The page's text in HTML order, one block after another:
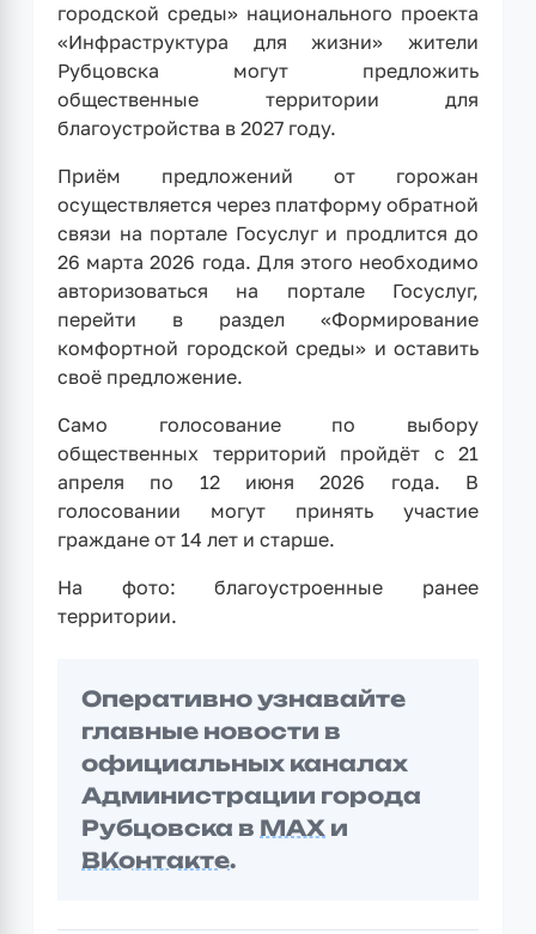
городской среды» национального проекта
«Инфраструктура для жизни» жители
Рубцовска могут предложить
общественные территории для
благоустройства в 2027 году.
Приём предложений от горожан
осуществляется через платформу обратной
связи на портале Госуслуг и продлится до
26 марта 2026 года. Для этого необходимо
авторизоваться на портале Госуслуг,
перейти в раздел «Формирование
комфортной городской среды» и оставить
своё предложение.
Само голосование по выбору
общественных территорий пройдёт с 21
апреля по 12 июня 2026 года. В
голосовании могут принять участие
граждане от 14 лет и старше.
На фото: благоустроенные ранее
территории.
Оперативно узнавайте
главные новости в
официальных каналах
Администрации города
Рубцовска в MAX и
ВКонтакте.